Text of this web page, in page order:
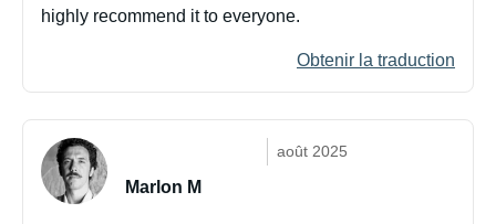
highly recommend it to everyone.
Obtenir la traduction
août 2025
Marlon M